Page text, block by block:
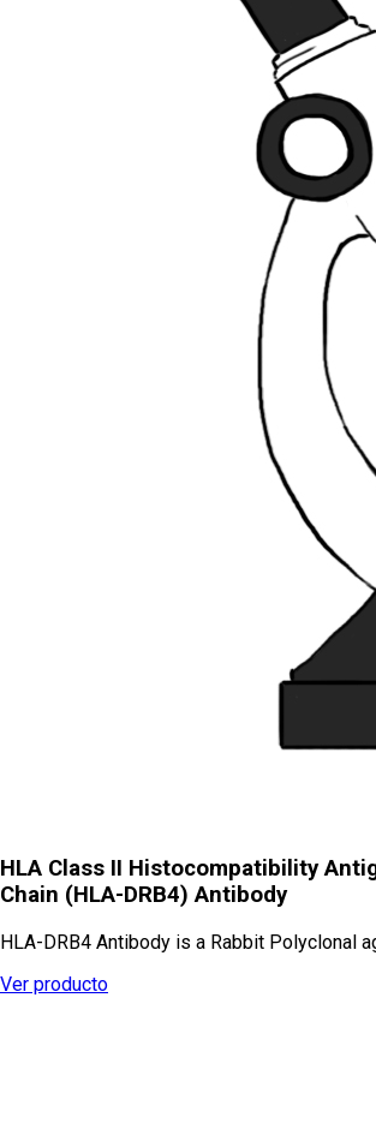
HLA Class II Histocompatibility
Chain (HLA-DRB4) Antibody
HLA-DRB4 Antibody is a Rabbit Polyclonal
Ver producto